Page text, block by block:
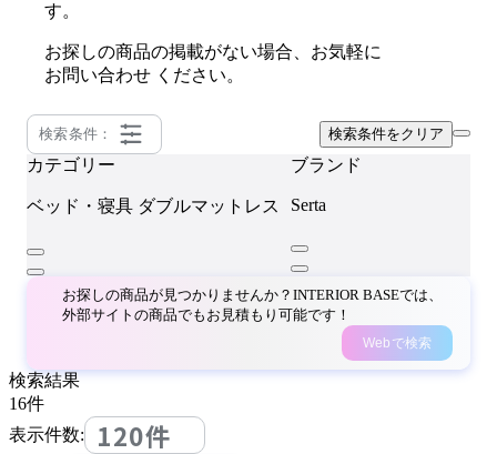
す。
お探しの商品の掲載がない場合、お気軽に
お問い合わせ ください。
検索条件： 検索条件をクリア
カテゴリー
ベッド・寝具 ダブルマットレス
ブランド
Serta
お探しの商品が見つかりませんか？INTERIOR BASEでは、
外部サイトの商品でもお見積もり可能です！
Webで検索
検索結果
16件
表示件数:
120件